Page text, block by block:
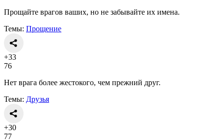
Прощайте врагов ваших, но не забывайте их имена.
Темы: Прощение
+33
76
Нет врага более жестокого, чем прежний друг.
Темы: Друзья
+30
77